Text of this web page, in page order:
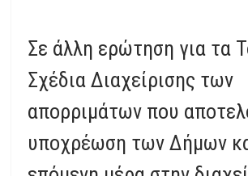
Σε άλλη ερώτηση για τα
Σχέδια Διαχείρισης των
απορριμάτων που
υποχρέωση των Δήμων